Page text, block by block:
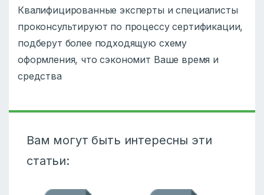
Квалифицированные эксперты и специалисты
проконсультируют по процессу сертификации,
подберут более подходящую схему
оформления, что сэкономит Ваше время и
средства
Вам могут быть интересны эти
статьи: